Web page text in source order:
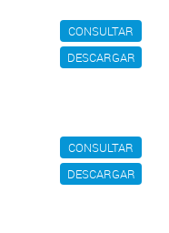
CONSULTAR
DESCARGAR
CONSULTAR
DESCARGAR